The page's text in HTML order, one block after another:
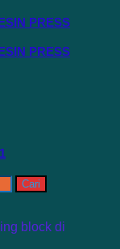
PRESS
PRESS
block di